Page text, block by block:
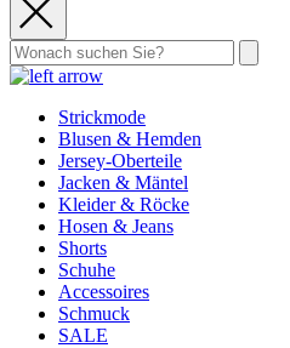
Strickmode
Blusen & Hemden
Jersey-Oberteile
Jacken & Mäntel
Kleider & Röcke
Hosen & Jeans
Shorts
Schuhe
Accessoires
Schmuck
SALE